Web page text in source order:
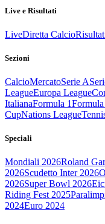
Live e Risultati
LiveDiretta Calcio
Sezioni
CalcioMercatoSerie A
LeagueEuropa League
ItalianaFormula 1
CupNations League
Speciali
Mondiali 2026Roland
2026Scudetto Inter 2026
2026Super Bowl 2026
Riding Fest 2025
2024Euro 2024